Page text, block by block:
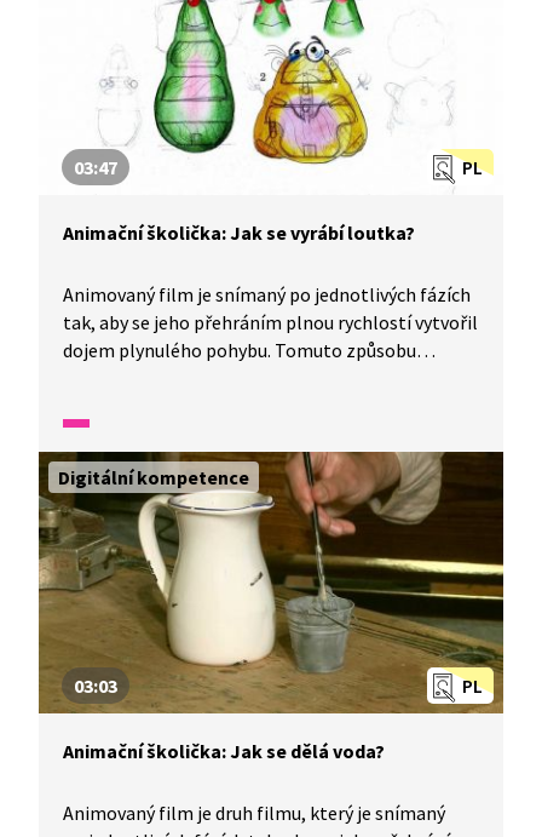
PL
03:47
Animační školička: Jak se vyrábí loutka?
Animovaný film je snímaný po jednotlivých fázích
tak, aby se jeho přehráním plnou rychlostí vytvořil
dojem plynulého pohybu. Tomuto způsobu
Připravte si tužku, papír, jednoduché předměty,
fotoaparát a vyzkoušejte si, jak se dělá animovaný
film.
Digitální kompetence
PL
03:03
Animační školička: Jak se dělá voda?
Animovaný film je druh filmu, který je snímaný